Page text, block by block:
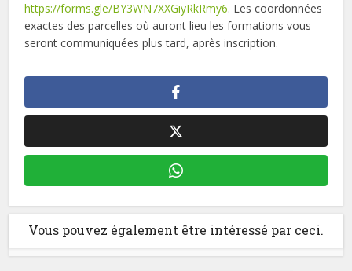
https://forms.gle/BY3WN7XXGiyRkRmy6. Les coordonnées
exactes des parcelles où auront lieu les formations vous
seront communiquées plus tard, après inscription.
Vous pouvez également être intéressé par ceci.